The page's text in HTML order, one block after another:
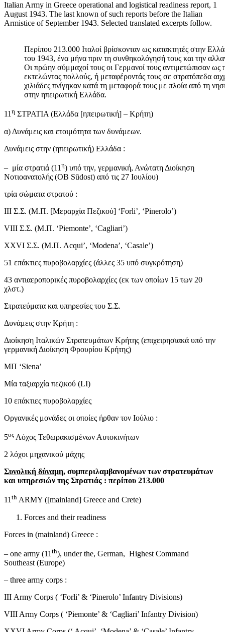
Italian Army in Greece operational and logistical readiness report, 1
August 1943. The last known of such reports before the Italian
Armistice of September 1943. Selected translated excerpts follow.
Περίπου 213.000 Ιταλοί βρίσκονταν ως κατακτητές στην
του 1943, ένα μήνα πριν τη συνθηκολόγησή τους και την
Οι πρώην σύμμαχοί τους οι Γερμανοί τους αντιμετώπισαν ως
εκτελώντας πολλούς, ή μεταφέροντάς τους σε στρατόπεδα
χιλιάδες πνίγηκαν κατά τη μεταφορά τους με πλοία από τη
στην ηπειρωτική Ελλάδα.
11η ΣΤΡΑΤΙΑ (Ελλάδα [ηπειρωτική] – Κρήτη)
α) Δυνάμεις και ετοιμότητα των δυνάμεων.
Δυνάμεις στην (ηπειρωτική) Ελλάδα :
– μία στρατιά (11 η) υπό την, γερμανική, Ανώτατη Διοίκηση
Νοτιοανατολής (OB Sūdost) από τις 27 Ιουλίου)
τρία σώματα στρατού :
ΙΙΙ Σ.Σ. (Μ.Π. [Μεραρχία Πεζικού] ‘Forli’, ‘Pinerolo’)
VIII Σ.Σ. (Μ.Π. ‘Piemonte’, ‘Cagliari’)
XXVI Σ.Σ. (Μ.Π. Acqui’, ‘Modena’, ‘Casale’)
51 επάκτιες πυροβολαρχίες (άλλες 35 υπό συγκρότηση)
43 αντιαεροπορικές πυροβολαρχίες (εκ των οποίων 15 των 20
χλστ.)
Στρατεύματα και υπηρεσίες του Σ.Σ.
Δυνάμεις στην Κρήτη :
Διοίκηση Ιταλικών Στρατευμάτων Κρήτης (επιχειρησιακά υπό την
γερμανική Διοίκηση Φρουρίου Κρήτης)
ΜΠ ‘Siena’
Μία ταξιαρχία πεζικού (LI)
10 επάκτιες πυροβολαρχίες
Οργανικές μονάδες οι οποίες ήρθαν τον Ιούλιο :
5ος Λόχος Τεθωρακισμένων Αυτοκινήτων
2 λόχοι μηχανικού μάχης
Συνολική δύναμη, συμπεριλαμβανομένων των στρατευμάτων
και υπηρεσιών της Στρατιάς : περίπου 213.000
11th ARMY ([mainland] Greece and Crete)
Forces and their readiness
Forces in (mainland) Greece :
– one army (11 th), under the, German, Highest Command
Southeast (Europe)
– three army corps :
ΙΙΙ Army Corps ( ‘Forli’ & ‘Pinerolo’ Infantry Divisions)
VIII Army Corps ( ‘Piemonte’ & ‘Cagliari’ Infantry Division)